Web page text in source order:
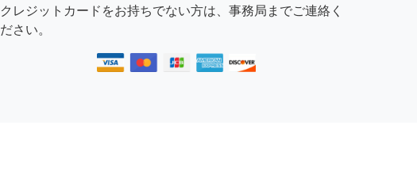
クレジットカードをお持ちでない方は、事務局までご連絡く
ださい。